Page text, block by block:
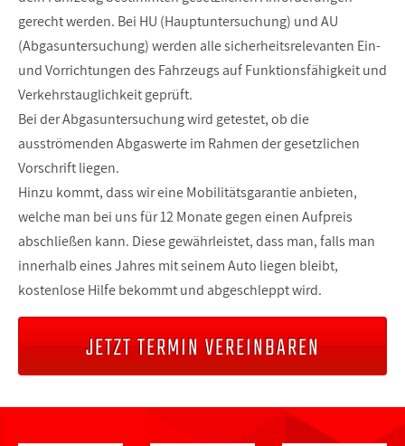
gerecht werden. Bei HU (Hauptuntersuchung) und AU
(Abgasuntersuchung) werden alle sicherheitsrelevanten Ein-
und Vorrichtungen des Fahrzeugs auf Funktionsfähigkeit und
Verkehrstauglichkeit geprüft.
Bei der Abgasuntersuchung wird getestet, ob die
ausströmenden Abgaswerte im Rahmen der gesetzlichen
Vorschrift liegen.
Hinzu kommt, dass wir eine Mobilitätsgarantie anbieten,
welche man bei uns für 12 Monate gegen einen Aufpreis
abschließen kann. Diese gewährleistet, dass man, falls man
innerhalb eines Jahres mit seinem Auto liegen bleibt,
kostenlose Hilfe bekommt und abgeschleppt wird.
JETZT TERMIN VEREINBAREN